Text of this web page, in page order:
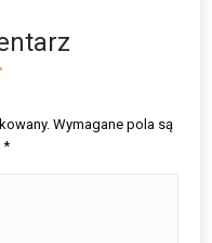
Wymagane pola są
*